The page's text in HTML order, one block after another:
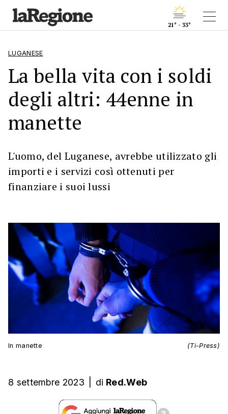
21° - 33°
LUGANESE
La bella vita con i soldi
degli altri: 44enne in
manette
L'uomo, del Luganese, avrebbe utilizzato gli
importi e i servizi così ottenuti per
finanziare i suoi lussi
In manette (Ti-Press)
8 settembre 2023 di Red.Web